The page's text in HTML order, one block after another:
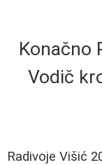
Konačno
Vodič
Radivoje Višić